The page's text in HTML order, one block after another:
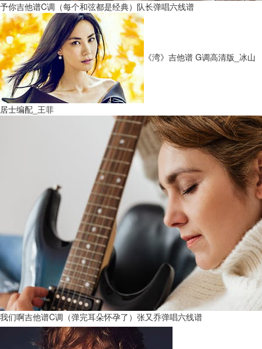
予你吉他谱C调（每个和弦都是经典）队长弹唱六线谱
《湾》吉他谱 G调高清版_冰山
居士编配_王菲
我们啊吉他谱C调（弹完耳朵怀孕了）张又乔弹唱六线谱